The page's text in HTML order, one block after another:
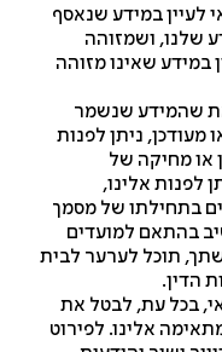
במידע שנאסף
ושמזוהה
שאינו מזוהה
שנשמר
ניתן לפנות
של
אלינו,
של מסמך
למועדים
לערער לבית
עת, לבטל את
אלינו. לפירוט